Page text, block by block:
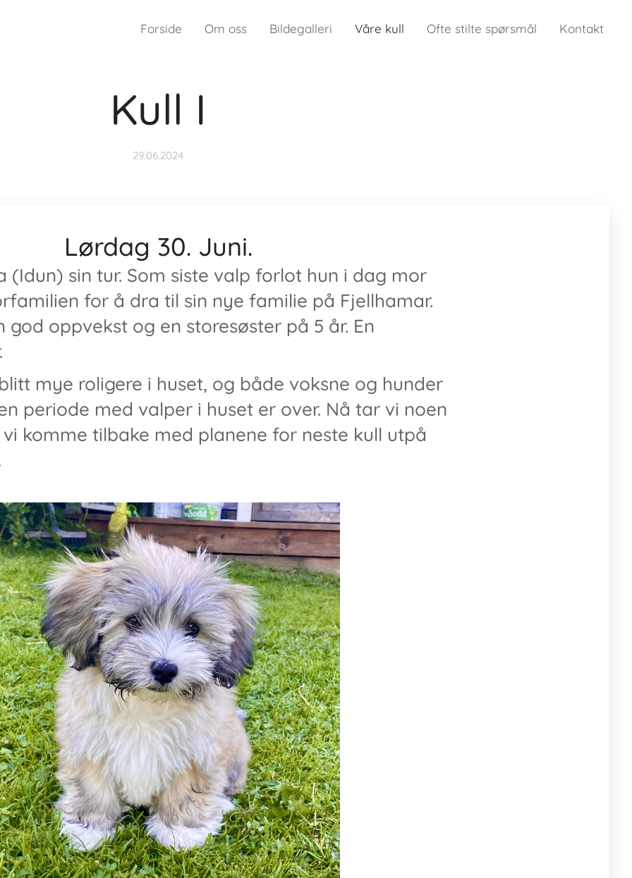
Forside Om oss Bildegalleri Våre kull Ofte stilte spørsmål Kontakt
Kull I
29.06.2024
Lørdag 30. Juni.
(Idun) sin tur. Som siste valp forlot hun i dag mor
for å dra til sin nye familie på Fjellhamar.
god oppvekst og en storesøster på 5 år. En
mye roligere i huset, og både voksne og hunder
periode med valper i huset er over. Nå tar vi noen
komme tilbake med planene for neste kull utpå